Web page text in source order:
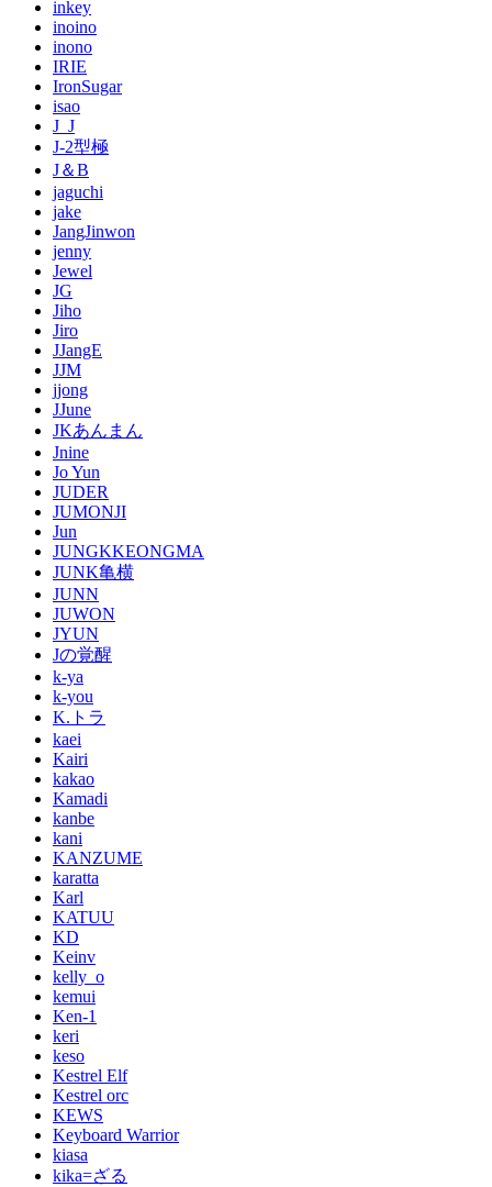
inkey
inoino
inono
IRIE
IronSugar
isao
J_J
J-2型極
J＆B
jaguchi
jake
JangJinwon
jenny
Jewel
JG
Jiho
Jiro
JJangE
JJM
jjong
JJune
JKあんまん
Jnine
Jo Yun
JUDER
JUMONJI
Jun
JUNGKKEONGMA
JUNK亀横
JUNN
JUWON
JYUN
Jの覚醒
k-ya
k-you
K.トラ
kaei
Kairi
kakao
Kamadi
kanbe
kani
KANZUME
karatta
Karl
KATUU
KD
Keinv
kelly_o
kemui
Ken-1
keri
keso
Kestrel Elf
Kestrel orc
KEWS
Keyboard Warrior
kiasa
kika=ざる